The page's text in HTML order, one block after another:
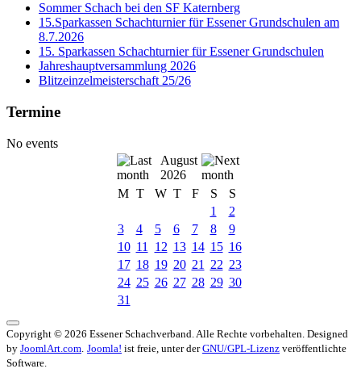
Sommer Schach bei den SF Katernberg
15.Sparkassen Schachturnier für Essener Grundschulen am
8.7.2026
15. Sparkassen Schachturnier für Essener Grundschulen
Jahreshauptversammlung 2026
Blitzeinzelmeisterschaft 25/26
Termine
No events
August
2026
M T W T F S
S
1
2
3
4 5 6 7 8
9
10 11 12 13 14 15 16
17 18 19 20 21 22 23
24 25 26 27 28 29 30
31
Copyright © 2026 Essener Schachverband. Alle Rechte vorbehalten. Designed
by JoomlArt.com Joomla! ist freie, unter derGNU/GPL-Lizenz veröffentlichte
Software.